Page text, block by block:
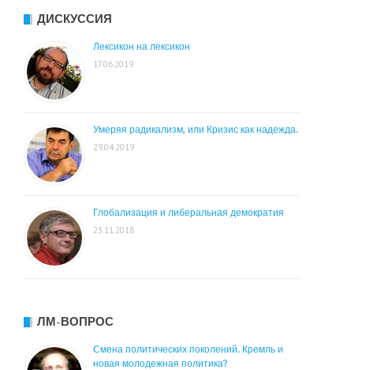
ДИСКУССИЯ
Лексикон на лексикон
17.06.2019
Умеряя радикализм, или Кризис как надежда.
29.04.2019
Глобализация и либеральная демократия
23.11.2018
ЛМ-ВОПРОС
Смена политических поколений. Кремль и
новая молодежная политика?